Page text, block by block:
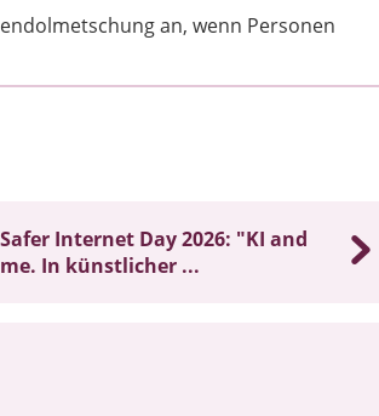
an, wenn Personen
Safer Internet Day 2026: "KI and
me. In künstlicher ...